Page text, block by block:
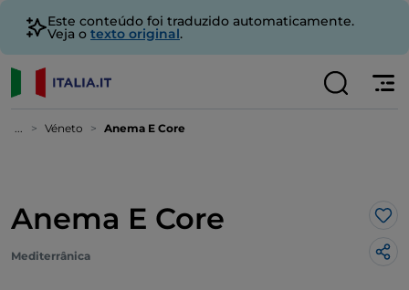
Este conteúdo foi traduzido automaticamente.
Veja o texto original.
... Véneto Anema E Core
Anema E Core
Mediterrânica